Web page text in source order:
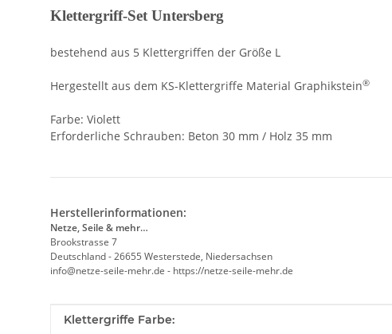
Klettergriff-Set Untersberg
bestehend aus 5 Klettergriffen der Größe L
Hergestellt aus dem KS-Klettergriffe Material Graphikstein®
Farbe: Violett
Erforderliche Schrauben: Beton 30 mm / Holz 35 mm
Herstellerinformationen:
Netze, Seile & mehr…
Brookstrasse 7
Deutschland - 26655 Westerstede, Niedersachsen
info@netze-seile-mehr.de - https://netze-seile-mehr.de
Produkteigenschaft
Wert
Klettergriffe Farbe: